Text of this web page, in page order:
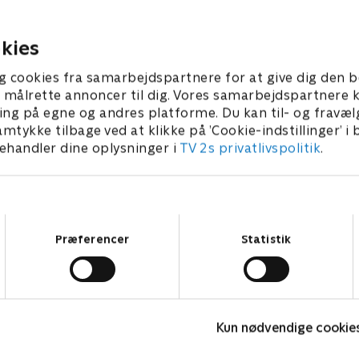
cookies fra samarbejdspartnere for at give dig den
annoncer til dig. Vores samarbejdspartnere
på egne og andres platforme. Du kan til- og
tilbage ved at klikke på ’Cookie-indstillinger’ i
dine oplysninger i TV 2s privatlivspolitik.
Præferencer Statistik
Kun nødvendige
juli 2021 • 44 min